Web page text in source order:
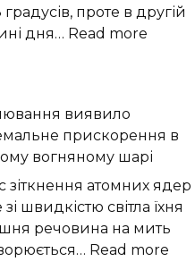
проте в другій
дня… Read more
раптові
дощі:
якою
буде
погода
на
виявило
прискорення в
вогняному шарі
зіткнення атомних ядер
швидкістю світла їхня
речовина на мить
Read more